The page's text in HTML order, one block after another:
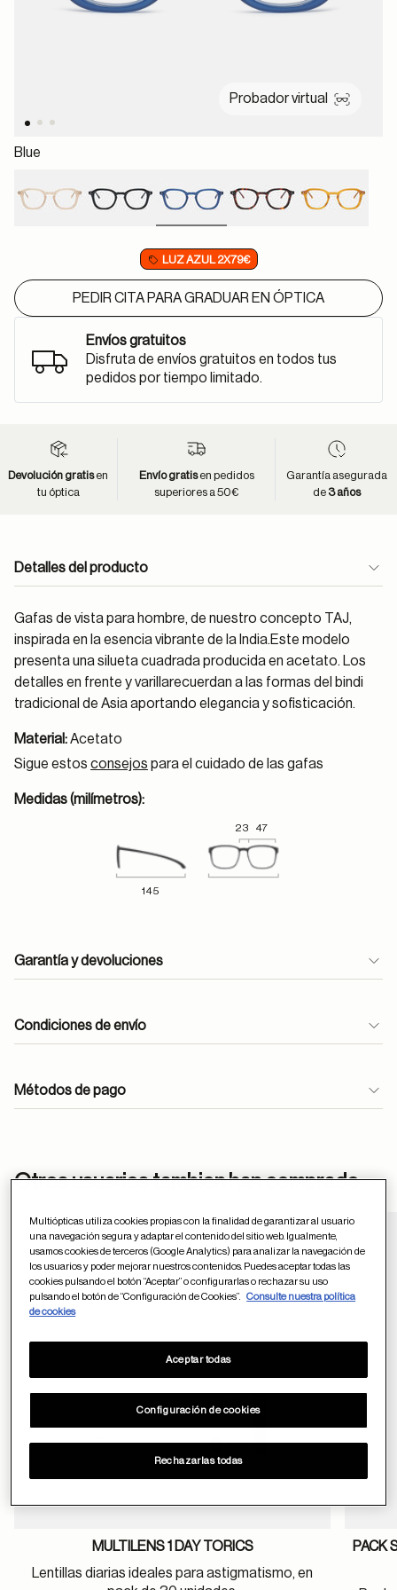
Probador virtual
Blue
LUZ AZUL 2X79€
PEDIR CITA PARA GRADUAR EN ÓPTICA
Envíos gratuitos
Disfruta de envíos gratuitos en todos tus
pedidos por tiempo limitado.
Devolución gratisen
tu óptica
Envío gratisen pedidos
superiores a 50€
Garantía asegurada
de 3 años
Detalles del producto
Gafas de vista para hombre, de nuestro concepto TAJ,
inspirada en la esencia vibrante de la India.Este modelo
presenta una silueta cuadrada producida en acetato. Los
detalles en frente y varillarecuerdan a las formas del bindi
tradicional de Asia aportando elegancia y sofisticación.
Material:Acetato
Sigue estos consejos para el cuidado de las gafas
Medidas (milímetros):
23 47
145
Garantía y devoluciones
ayuda
Condiciones de envío
Métodos de pago
Otros usuarios tambien han comprado
Guardar en
MULTILENS 1 DAY TORICS
Lentillas diarias ideales para astigmatismo, en
PACK
Multiópticas utiliza cookies propias con la finalidad de garantizar al usuario
una navegación segura y adaptar el contenido del sitio web. Igualmente,
usamos cookies de terceros (Google Analytics) para analizar la navegación de
los usuarios y poder mejorar nuestros contenidos. Puedes aceptar todas las
cookies pulsando el botón “Aceptar” o configurarlas o rechazar su uso
pulsando el botón de “Configuración de Cookies”.
Consulte nuestra política
de cookies
Configuración de cookies
Rechazarlas todas
Aceptar todas